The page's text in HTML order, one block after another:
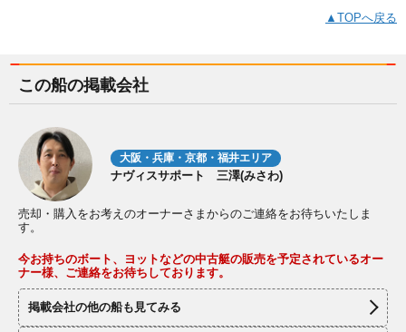
▲TOPへ戻る
この船の掲載会社
大阪・兵庫・京都・福井エリア
ナヴィスサポート 三澤(みさわ)
売却・購入をお考えのオーナーさまからのご連絡をお待ちいたしま
す。
今お持ちのボート、ヨットなどの中古艇の販売を予定されているオー
ナー様、ご連絡をお待ちしております。
掲載会社の他の船も見てみる